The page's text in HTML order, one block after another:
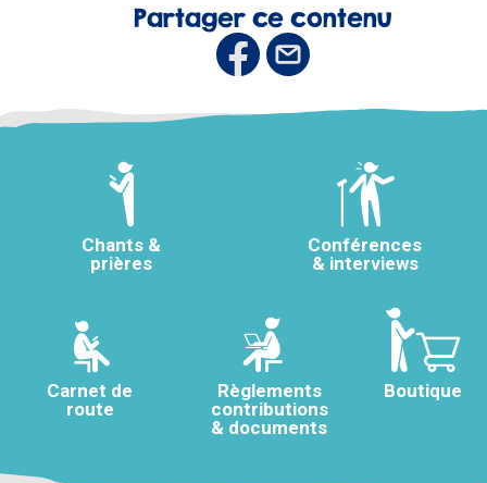
Partager ce contenu
Chants &
prières
Conférences
& interviews
Carnet de
route
Règlements
contributions
& documents
Boutique